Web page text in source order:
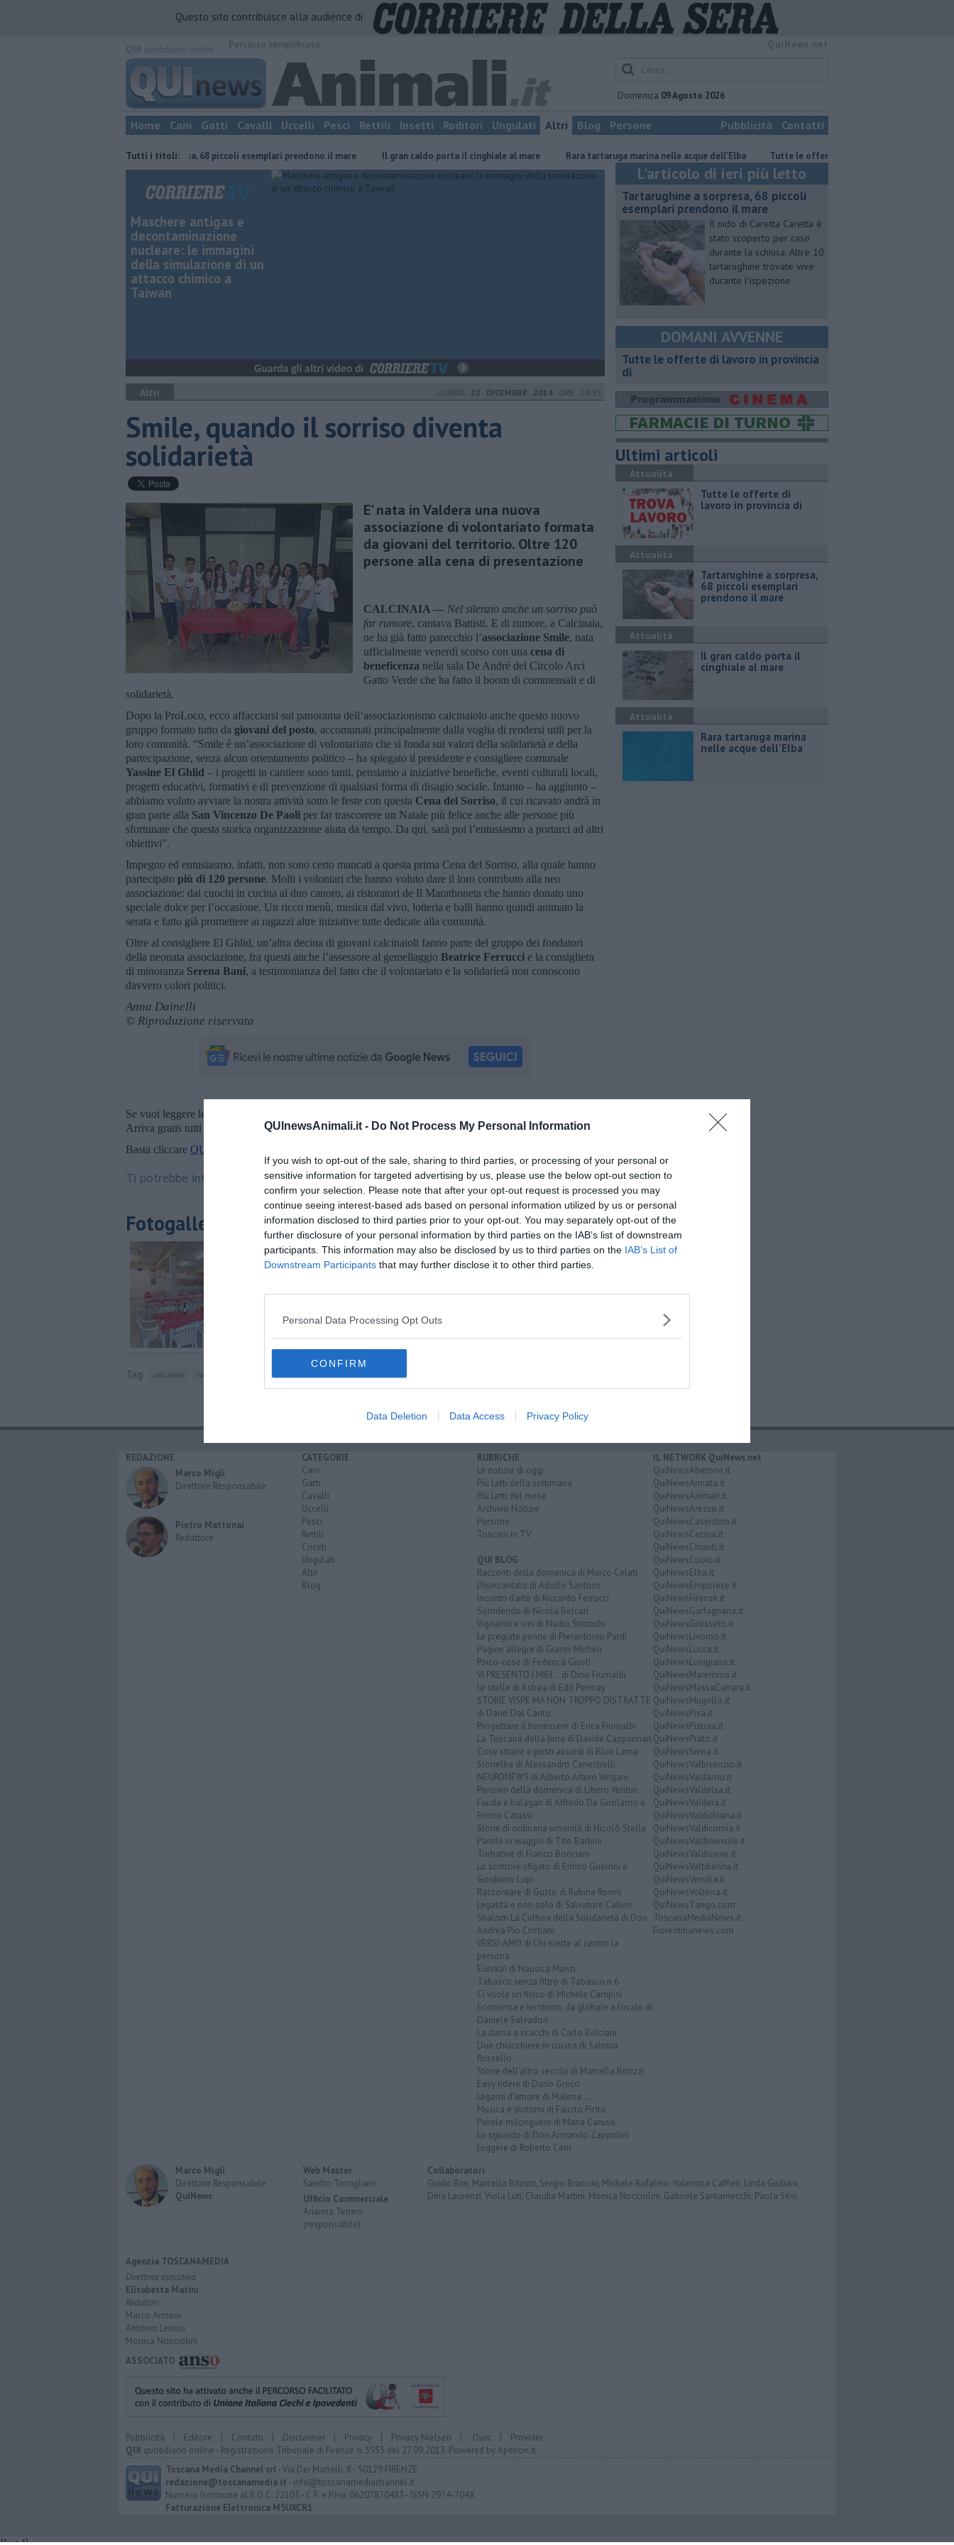
QUInewsAnimali.it - Do Not Process My Personal Information
If you wish to opt-out of the sale, sharing to third parties, or processing of your personal or
sensitive information for targeted advertising by us, please use the below opt-out section to
confirm your selection. Please note that after your opt-out request is processed you may
continue seeing interest-based ads based on personal information utilized by us or personal
information disclosed to third parties prior to your opt-out. You may separately opt-out of the
further disclosure of your personal information by third parties on the IAB’s list of downstream
participants. This information may also be disclosed by us to third parties on the IAB’s List of
Downstream Participants that may further disclose it to other third parties.
Personal Data Processing Opt Outs
CONFIRM
Data Deletion Data Access Privacy Policy
Questo sito contribuisce alla audience di
Domenica 09 Agosto 2026
Home Cani Gatti Cavalli Uccelli Pesci Rettili Insetti Roditori Ungulati Altri Blog Persone Pubblicità Contatti
Tutti i titoli:
Tartarughine a sorpresa, 68 piccoli esemplari prendono il mare Il gran caldo porta il cinghiale al mare Rara tartaruga marina nelle acque dell'Elba ​Tutte le offerte di lavoro in provincia di
Maschere antigas e
decontaminazione
nucleare: le immagini
della simulazione di un
attacco chimico a
Taiwan
Altri LUNEDÌ 22 DICEMBRE 2014 ORE 14:35
​Smile, quando il sorriso diventa
solidarietà
E' nata in Valdera una nuova
associazione di volontariato formata
da giovani del territorio. Oltre 120
persone alla cena di presentazione
CALCINAIA — Nel silenzio anche un sorriso può
far rumore, cantava Battisti. E di rumore, a Calcinaia,
ne ha già fatto parecchio l’associazione Smile, nata
ufficialmente venerdì scorso con una cena di
beneficenza nella sala De André del Circolo Arci
Gatto Verde che ha fatto il boom di commensali e di
solidarietà.
Dopo la ProLoco, ecco affacciarsi sul panorama dell’associazionismo calcinaiolo anche questo nuovo
gruppo formato tutto da giovani del posto, accomunati principalmente dalla voglia di rendersi utili per la
loro comunità. “Smile è un’associazione di volontariato che si fonda sui valori della solidarietà e della
partecipazione, senza alcun orientamento politico – ha spiegato il presidente e consigliere comunale
Yassine El Ghlid – i progetti in cantiere sono tanti, pensiamo a iniziative benefiche, eventi culturali locali,
progetti educativi, formativi e di prevenzione di qualsiasi forma di disagio sociale. Intanto – ha aggiunto –
abbiamo voluto avviare la nostra attività sotto le feste con questa Cena del Sorriso, il cui ricavato andrà in
gran parte alla San Vincenzo De Paoli per far trascorrere un Natale più felice anche alle persone più
sfortunate che questa storica organizzazione aiuta da tempo. Da qui, sarà poi l’entusiasmo a portarci ad altri
obiettivi”.
Impegno ed entusiasmo, infatti, non sono certo mancati a questa prima Cena del Sorriso, alla quale hanno
partecipato più di 120 persone. Molti i volontari che hanno voluto dare il loro contributo alla neo
associazione: dai cuochi in cucina al duo canoro, ai ristoratori de Il Marathoneta che hanno donato uno
speciale dolce per l’occasione. Un ricco menù, musica dal vivo, lotteria e balli hanno quindi animato la
serata e fatto già promettere ai ragazzi altre iniziative tutte dedicate alla comunità.
Oltre al consigliere El Ghlid, un’altra decina di giovani calcinaioli fanno parte del gruppo dei fondatori
della neonata associazione, fra questi anche l’assessore al gemellaggio Beatrice Ferrucci e la consigliera
di minoranza Serena Bani, a testimonianza del fatto che il volontariato e la solidarietà non conoscono
davvero colori politici.
Anna Dainelli
© Riproduzione riservata
Se vuoi leggere le notizie principali della Toscana iscriviti alla
Arriva gratis tutti i giorni alle 20:00 direttamente nella tua casella di posta.
Basta cliccare QUI
Ti potrebbe interessare anche:
Fotogallery
Tag calcinaia valdera volontariato
L'articolo di ieri più letto
Tartarughine a sorpresa, 68 piccoli
esemplari prendono il mare
Il nido di Caretta Caretta è
stato scoperto per caso
durante la schiusa. Altre 10
tartarughine trovate vive
durante l'ispezione
DOMANI AVVENNE
​Tutte le offerte di lavoro in provincia
di
Ultimi articoli
Attualità
​Tutte le offerte di
lavoro in provincia di
Attualità
Tartarughine a sorpresa,
68 piccoli esemplari
prendono il mare
Attualità
Il gran caldo porta il
cinghiale al mare
Attualità
Rara tartaruga marina
nelle acque dell'Elba
REDAZIONE
Marco Migli
Direttore Responsabile
Pietro Mattonai
Redattore
CATEGORIE
Cani
Gatti
Cavalli
Uccelli
Pesci
Rettili
Criceti
Ungulati
Altri
Blog
RUBRICHE
Le notizie di oggi
Più Letti della settimana
Più Letti del mese
Archivio Notizie
Persone
Toscani in TV
QUI BLOG
Racconti della domenica di Marco Celati
Disincantato di Adolfo Santoro
Incontri d'arte di Riccardo Ferrucci
Sorridendo di Nicola Belcari
Vignaioli e vini di Nadio Stronchi
Le pregiate penne di Pierantonio Pardi
Pagine allegre di Gianni Micheli
Psico-cose di Federica Giusti
VI PRESENTO I MIEI... di Dino Fiumalbi
Le stelle di Astrea di Edit Permay
STORIE VISPE MA NON TROPPO DISTRATTE
di Dario Dal Canto
Progettare il benessere di Erica Fiumalbi
La Toscana della birra di Davide Cappannari
Cose strane e posti assurdi di Blue Lama
Storielba di Alessandro Canestrelli
NEURONEWS di Alberto Arturo Vergani
Pensieri della domenica di Libero Venturi
Fauda e balagan di Alfredo De Girolamo e
Enrico Catassi
Storie di ordinaria umanità di Nicolò Stella
Parole in viaggio di Tito Barbini
Turbative di Franco Bonciani
Lo scrittore sfigato di Enrico Guerrini e
Gordiano Lupi
Raccontare di Gusto di Rubina Rovini
Legalità e non solo di Salvatore Calleri
Shalom La Cultura della Solidarietà di Don
Andrea Pio Cristiani
VERSI-AMO di Chi mette al centro la
persona
Eureka! di Nausica Manzi
Tabasco senza filtro di Tabasco n.6
Ci vuole un fisico di Michele Campisi
Economia e territorio, da globale a locale di
Daniele Salvadori
La dama a scacchi di Carlo Belciani
Due chiacchiere in cucina di Sabrina
Rossello
Storie dell'altro secolo di Marcella Bitozzi
Easy ridere di Dario Greco
Legami d'amore di Malena ...
Musica e dintorni di Fausto Pirìto
Parole milonguere di Maria Caruso
Lo sguardo di Don Armando Zappolini
Leggere di Roberto Cerri
IL NETWORK QuiNews.net
QuiNewsAbetone.it
QuiNewsAmiata.it
QuiNewsAnimali.it
QuiNewsArezzo.it
QuiNewsCasentino.it
QuiNewsCecina.it
QuiNewsChianti.it
QuiNewsCuoio.it
QuiNewsElba.it
QuiNewsEmpolese.it
QuiNewsFirenze.it
QuiNewsGarfagnana.it
QuiNewsGrosseto.it
QuiNewsLivorno.it
QuiNewsLucca.it
QuiNewsLunigiana.it
QuiNewsMaremma.it
QuiNewsMassaCarrara.it
QuiNewsMugello.it
QuiNewsPisa.it
QuiNewsPistoia.it
QuiNewsPrato.it
QuiNewsSiena.it
QuiNewsValbisenzio.it
QuiNewsValdarno.it
QuiNewsValdelsa.it
QuiNewsValdera.it
QuiNewsValdichiana.it
QuiNewsValdicornia.it
QuiNewsValdinievole.it
QuiNewsValdisieve.it
QuiNewsValtiberina.it
QuiNewsVersilia.it
QuiNewsVolterra.it
QuiNewsTango.com
ToscanaMediaNews.it
Fiorentinanews.com
Marco Migli
Direttore Responsabile
QuiNews
Web Master
Sandro Torcigliani
Ufficio Commerciale
Arianna Terreni
(responsabile)
Collaboratori
Guido Bini, Marcella Bitozzi, Sergio Braccini, Michele Bufalino, Valentina Caffieri, Linda Giuliani,
Dina Laurenzi, Viola Luti, Claudia Martini, Monica Nocciolini, Gabriele Santarnecchi, Paola Silvi.
Agenzia TOSCANAMEDIA
Direttrice esecutiva
Elisabetta Matini
Redattori
Marco Armeni
Antonio Lenoci
Monica Nocciolini
ASSOCIATO
Pubblicità | Editore | Contatti | Disclaimer | Privacy | Privacy Nielsen | Durc | Provider
QUI quotidiano online - Registrazione Tribunale di Firenze n. 5935 del 27.09.2013. Powered byAperion.it
Toscana Media Channel srl- Via Dei Martelli, 8 - 50129 FIRENZE
redazione@toscanamedia.it - info@toscanamediachannel.it
Numero Iscrizione al R.O.C: 22105 - C.F. e P.Iva: 06207870483 - ISSN 2974-704X
Fatturazione Elettronica M5UXCR1
{*--> *}